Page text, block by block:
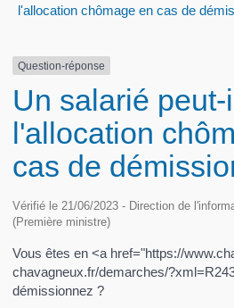
l'allocation chômage en cas de
Question-réponse
Un salarié
l'allocation
cas de
Vérifié le 21/06/2023 - Direction de
(Première ministre)
Vous êtes en <a href="https://
chavagneux.fr/demarches/
démissionnez ?